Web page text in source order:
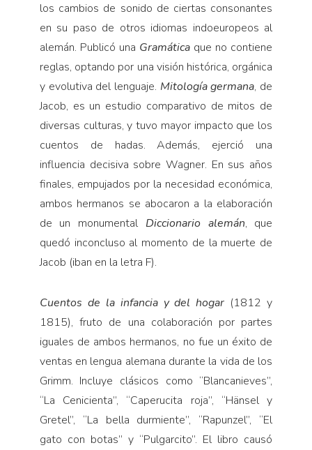
los cambios de sonido de ciertas consonantes
en su paso de otros idiomas indoeuropeos al
alemán. Publicó una Gramática que no contiene
reglas, optando por una visión histórica, orgánica
y evolutiva del lenguaje. Mitología germana, de
Jacob, es un estudio comparativo de mitos de
diversas culturas, y tuvo mayor impacto que los
cuentos de hadas. Además, ejerció una
influencia decisiva sobre Wagner. En sus años
finales, empujados por la necesidad económica,
ambos hermanos se abocaron a la elaboración
de un monumental Diccionario alemán, que
quedó inconcluso al momento de la muerte de
Jacob (iban en la letra F).
Cuentos de la infancia y del hogar (1812 y
1815), fruto de una colaboración por partes
iguales de ambos hermanos, no fue un éxito de
ventas en lengua alemana durante la vida de los
Grimm. Incluye clásicos como “Blancanieves”,
“La Cenicienta”, “Caperucita roja”, “Hänsel y
Gretel”, “La bella durmiente”, “Rapunzel”, “El
gato con botas” y “Pulgarcito”. El libro causó